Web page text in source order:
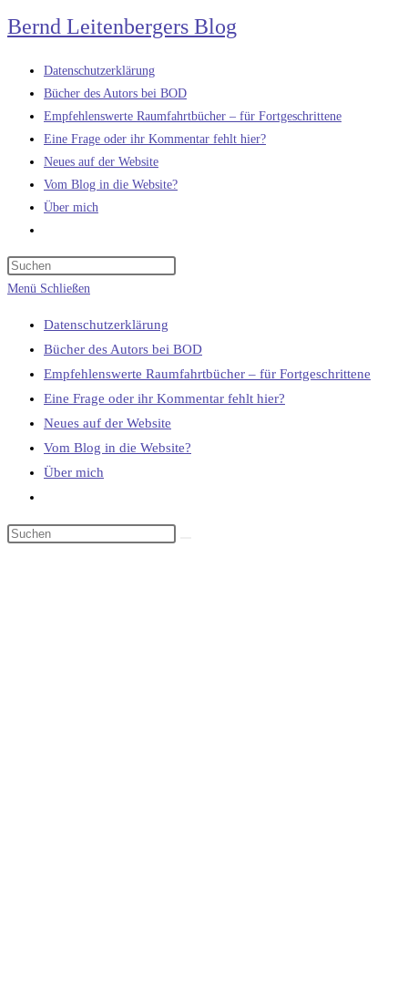
Zum
Inhalt
springen
Bernd Leitenbergers Blog
Datenschutzerklärung
Bücher des Autors bei BOD
Empfehlenswerte Raumfahrtbücher – für Fortgeschrittene
Eine Frage oder ihr Kommentar fehlt hier?
Neues auf der Website
Vom Blog in die Website?
Über mich
umschalten
Menü Schließen
Datenschutzerklärung
Bücher des Autors bei BOD
Empfehlenswerte Raumfahrtbücher – für Fortgeschrittene
Eine Frage oder ihr Kommentar fehlt hier?
Neues auf der Website
Vom Blog in die Website?
Über mich
umschalten